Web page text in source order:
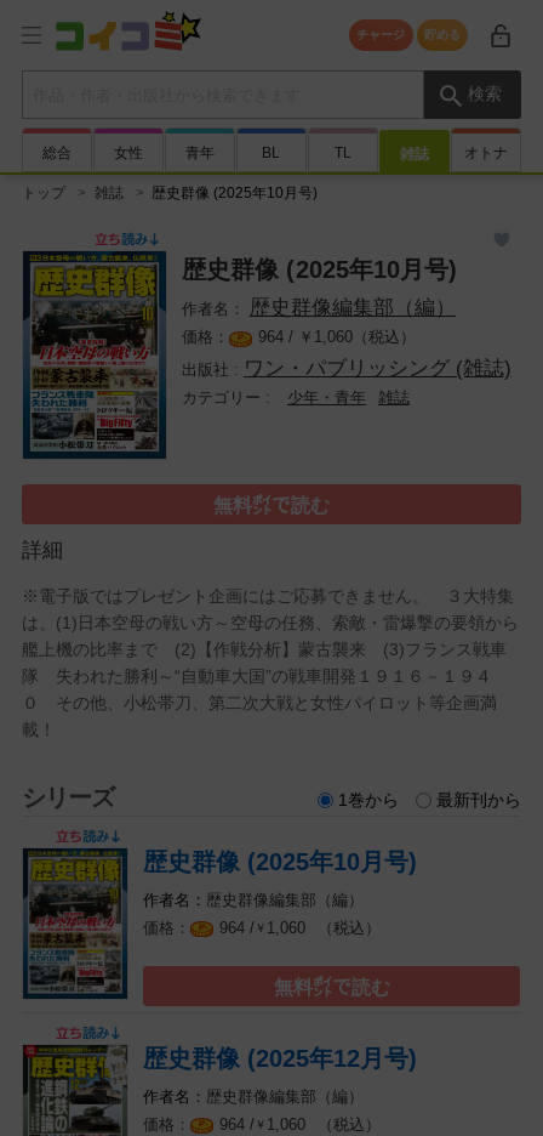
チャージ 貯める
検索
総合 女性 青年 BL TL 雑誌 オトナ
トップ 雑誌 歴史群像 (2025年10月号)
歴史群像 (2025年10月号)
歴史群像編集部（編）
964 / ￥ 1,060（税込）
ワン・パブリッシング (雑誌)
少年・青年 雑誌
無料㌽で読む
詳細
※電子版ではプレゼント企画にはご応募できません。 ３大特集
は、(1)日本空母の戦い方～空母の任務、索敵・雷爆撃の要領から
艦上機の比率まで (2)【作戦分析】蒙古襲来 (3)フランス戦車
隊 失われた勝利～“自動車大国”の戦車開発１９１６－１９４
０ その他、小松帯刀、第二次大戦と女性パイロット等企画満
載！
シリーズ 1巻から 最新刊から
歴史群像 (2025年10月号)
歴史群像編集部（編）
964 / ￥ 1,060 （税込）
無料㌽で読む
歴史群像 (2025年12月号)
歴史群像編集部（編）
964 / ￥ 1,060 （税込）